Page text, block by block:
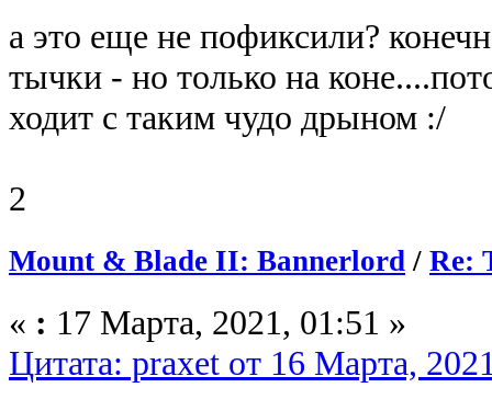
а это еще не пофиксили?
тычки - но только на
ходит с таким чудо дрыном :/
2
Mount & Blade II: Bannerlord / Re:
« : 17 Марта, 2021, 01:51 »
Цитата: praxet от 16 Марта,